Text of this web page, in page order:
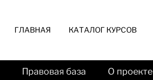
ГЛАВНАЯ КАТАЛОГ КУРСОВ
Правовая база О проекте